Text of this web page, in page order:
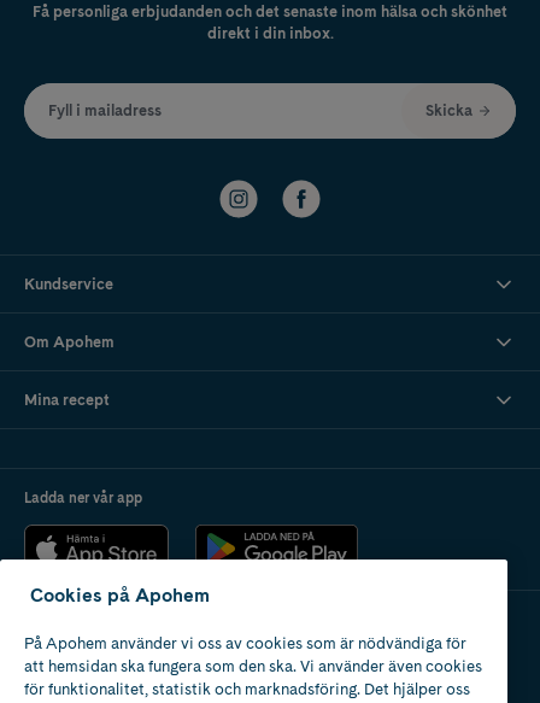
Få personliga erbjudanden och det senaste inom hälsa och skönhet
direkt i din inbox.
Fyll i mailadress Skicka
Kundservice
Om Apohem
Mina recept
Ladda ner vår app
Apotek med tillstånd
av Läkemedelsverket
Cookies på Apohem
På Apohem använder vi oss av cookies som är nödvändiga för
att hemsidan ska fungera som den ska. Vi använder även cookies
för funktionalitet, statistik och marknadsföring. Det hjälper oss